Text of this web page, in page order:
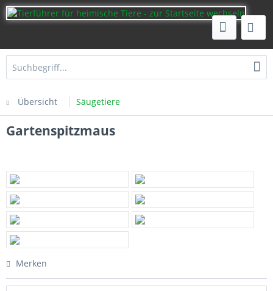
Übersicht Säugetiere
Gartenspitzmaus
Merken